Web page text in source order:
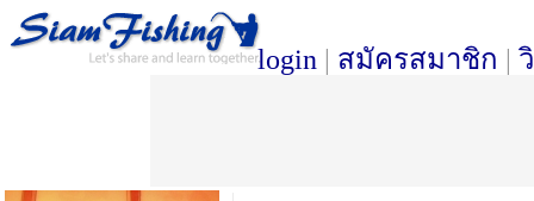
login | สมัครสมาชิก |